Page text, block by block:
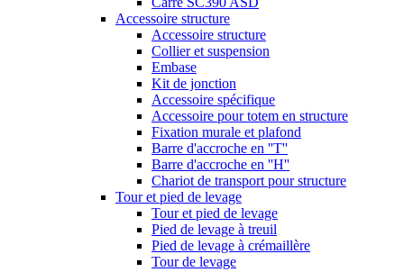
Accessoire structure
Accessoire structure
Collier et suspension
Embase
Kit de jonction
Accessoire spécifique
Accessoire pour totem en structure
Fixation murale et plafond
Barre d'accroche en ''T''
Barre d'accroche en ''H''
Chariot de transport pour structure
Tour et pied de levage
Tour et pied de levage
Pied de levage à treuil
Pied de levage à crémaillère
Tour de levage